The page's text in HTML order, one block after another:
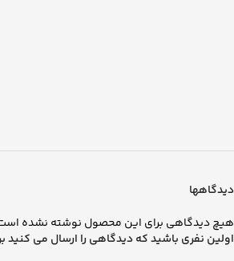
دیدگاهها
هیچ دیدگاهی برای این محصول نوشته نشده
اولین نفری باشید که دیدگاهی را ارسال می کنید برای